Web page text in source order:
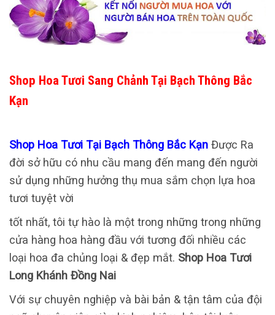
Shop Hoa Tươi Sang Chảnh Tại Bạch Thông Bắc
Kạn
Shop Hoa Tươi Tại Bạch Thông Bắc Kạn Được Ra
đời sở hữu có nhu cầu mang đến mang đến người
sử dụng những hưởng thụ mua sắm chọn lựa hoa
tươi tuyệt vời
tốt nhất, tôi tự hào là một trong những trong những
cửa hàng hoa hàng đầu với tương đối nhiều các
loại hoa đa chủng loại & đẹp mắt. Shop Hoa Tươi
Long Khánh Đồng Nai
Với sự chuyên nghiệp và bài bản & tận tâm của đội